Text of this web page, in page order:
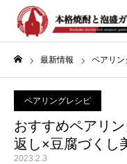
最新情報 ペアリン
ペアリングレシピ
おすすめペアリ
返し×豆腐づくし
2023.2.3